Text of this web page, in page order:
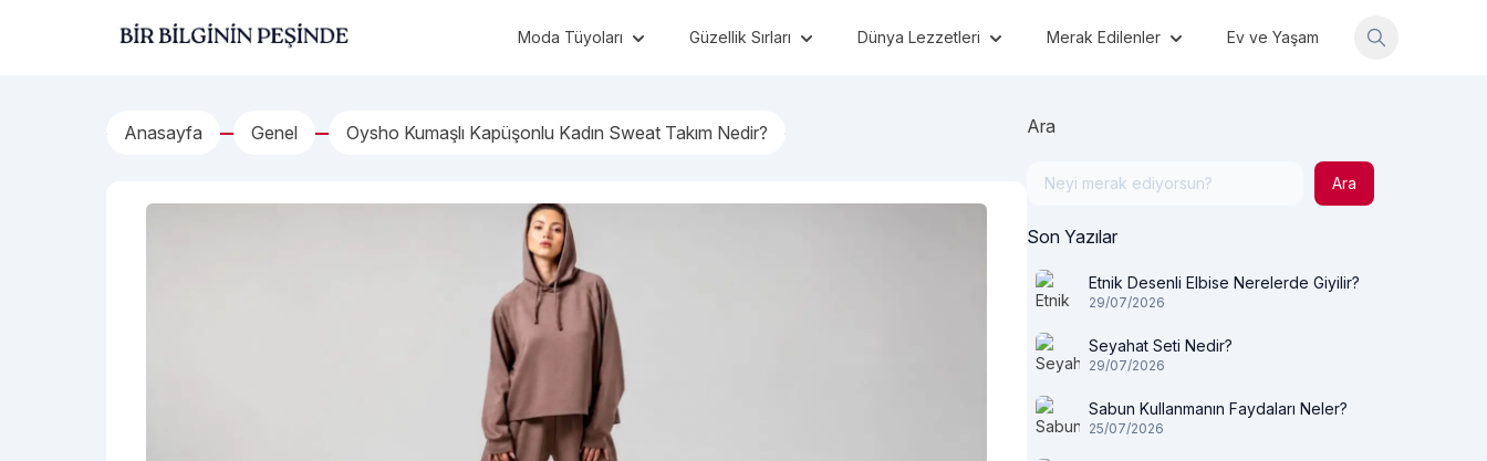
Bir Bilginin Peşinde! Moda Tüyoları Güzellik Sırları Dünya Lezzetleri Merak Edilenler Ev ve Yaşam
Anasayfa Genel Oysho Kumaşlı Kapüşonlu Kadın Sweat Takım Nedir? Ara
Ara
Son Yazılar
Etnik Desenli Elbise Nerelerde Giyilir?
29/07/2026
Seyahat Seti Nedir?
29/07/2026
Sabun Kullanmanın Faydaları Neler?
25/07/2026